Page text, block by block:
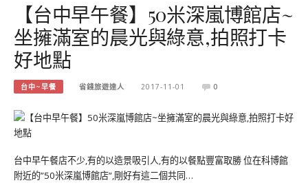
【台中早午餐】50米深嵐博館店~
坐擁滿室的晨光與綠意,拍照打卡
好地點
台中~早餐 省錢旅遊達人 2017-11-01 0
台中早午餐店不少,有的以造景吸引人,有的以餐點豐富取勝 位在科博館
附近的”50米深嵐博館店”,剛好有這二個共同…